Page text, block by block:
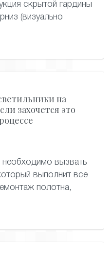
скрытой гардины
(визуально
когда из-под
на
захочется это
вызвать
выполнит все
полотна,
новые светильники,